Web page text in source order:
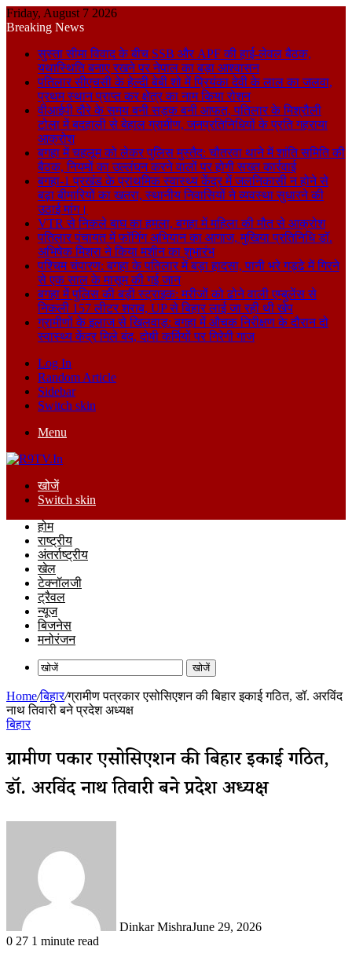
Friday, August 7 2026
Breaking News
सुस्ता सीमा विवाद के बीच SSB और APF की हाई-लेवल बैठक,
यथास्थिति बनाए रखने पर नेपाल का बड़ा आश्वासन
पतिलार सीएचसी के हेल्दी बेबी शो में प्रियंका देवी के लाल का जलवा,
प्रथम स्थान प्राप्त कर क्षेत्र का नाम किया रोशन
वीआईपी दौरे के समय बनी सड़क बनी आफत, पतिलार के मिश्रौली
टोला में बदहाली से बेहाल ग्रामीण, जनप्रतिनिधियों के प्रति गहराया
आक्रोश
बगहा में चहलूम को लेकर पुलिस मुस्तैद: चौतरवा थाने में शांति समिति की
बैठक, नियमों का उल्लंघन करने वालों पर होगी सख्त कार्रवाई
बगहा-1 प्रखंड के प्राथमिक स्वास्थ्य केंद्र में जलनिकासी न होने से
बढ़ा बीमारियों का खतरा, स्थानीय निवासियों ने व्यवस्था सुधारने की
उठाई मांग।
VTR से निकले बाघ का हमला, बगहा में महिला की मौत से आक्रोश
पतिलार पंचायत में फॉगिंग अभियान का आगाज, मुखिया प्रतिनिधि डॉ.
अभिषेक मिश्रा ने किया मशीन का शुभारंभ
पश्चिम चंपारण: बगहा के पतिलार में बड़ा हादसा, पानी भरे गड्ढे में गिरने
से एक साल के मासूम की गई जान
बगहा में पुलिस की बड़ी स्ट्राइक: मरीजों को ढोने वाली एम्बुलेंस से
निकली 157 लीटर शराब, UP से बिहार लाई जा रही थी खेप
ग्रामीणों के इलाज से खिलवाड़: बगहा में औचक निरीक्षण के दौरान दो
स्वास्थ्य केंद्र मिले बंद, दोषी कर्मियों पर गिरेगी गाज
Log In
Random Article
Sidebar
Switch skin
Menu
खोजें
Switch skin
होम
राष्ट्रीय
अंतर्राष्ट्रीय
खेल
टेक्नॉलजी
ट्रैवल
न्यूज
बिजनेस
मनोरंजन
खोजें
Home/बिहार/ग्रामीण पत्रकार एसोसिएशन की बिहार इकाई गठित, डॉ. अरविंद
नाथ तिवारी बने प्रदेश अध्यक्ष
बिहार
ग्रामीण पत्रकार एसोसिएशन की बिहार इकाई गठित,
डॉ. अरविंद नाथ तिवारी बने प्रदेश अध्यक्ष
Dinkar MishraJune 29, 2026
0 27 1 minute read